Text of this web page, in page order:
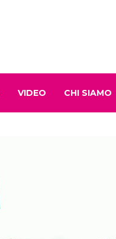
VIDEO CHI SIAMO